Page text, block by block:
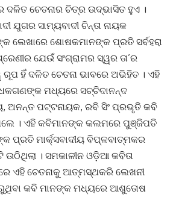
ଦଳିତ ଚେତନାର ଚିତ୍ର ଉଦ୍ଭାସିତ ହୁଏ ।
ଯୁଗର ସାମ୍ୟବାଦୀ ଚିନ୍ତା ନାୟକ
ଲେଖାରେ ଶୋଷକମାନଙ୍କ ପ୍ରତି ସର୍ବହରା
ଯେଉଁ ସଂଗ୍ରାମର ସ୍ୱର ତା’ର
ହିଁ ଦଳିତ ଚେତନା ଭାବରେ ଅଭିହିତ । ଏହି
ମଧ୍ୟରେ ସଚ୍ଚିଦାନନ୍ଦ
ଅନନ୍ତ ପଟ୍ଟନାୟକ, ରବି ସିଂ ପ୍ରଭୃତି କବି
। ଏହି କବିମାନଙ୍କ କଲମରେ ପୁଞ୍ଜିପତି
ପ୍ରତି ମାର୍କ୍ସବାଦୀୟ ବିପ୍ଳବାତ୍ମକର
। ସମକାଳୀନ ଓଡ଼ିଆ କବିତା
ଏହି ଚେତନାକୁ ଆତ୍ମସ୍ଥକରି ଲେଖନୀ
କବି ମାନଙ୍କ ମଧ୍ୟରେ ଆଶୁତୋଷ